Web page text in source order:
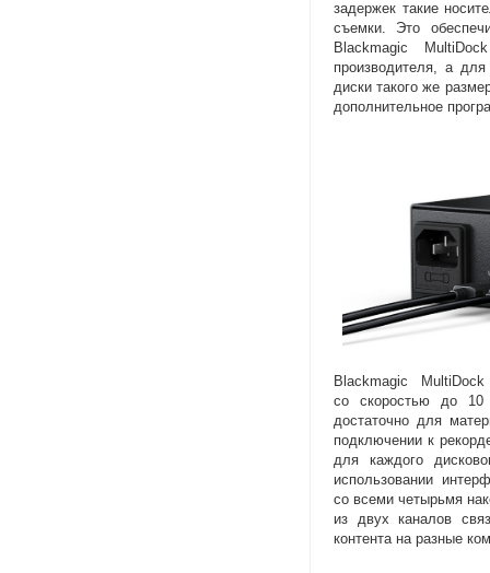
задержек такие
съемки. Это
Blackmagic
производителя, а для
диски такого же
дополнительное
Blackmagic
со скоростью до 10
достаточно для
подключении к
для каждого
использовании
со всеми четырьмя
из двух каналов
контента на разные